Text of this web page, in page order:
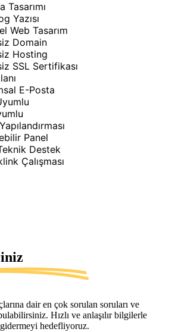
Tasarımı
Yazısı
Web Tasarım
Domain
Hosting
SSL Sertifikası
E-Posta
Panel
Destek
Çalışması
dair en çok sorulan soruları ve
Hızlı ve anlaşılır bilgilerle
hedefliyoruz.